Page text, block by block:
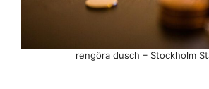
rengöra dusch – Stockholm